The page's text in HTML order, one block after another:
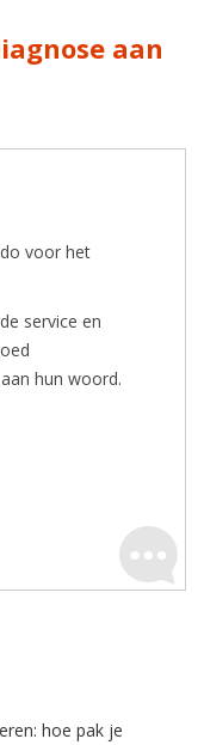
aan
voor het
service en
hun woord.
hoe pak je